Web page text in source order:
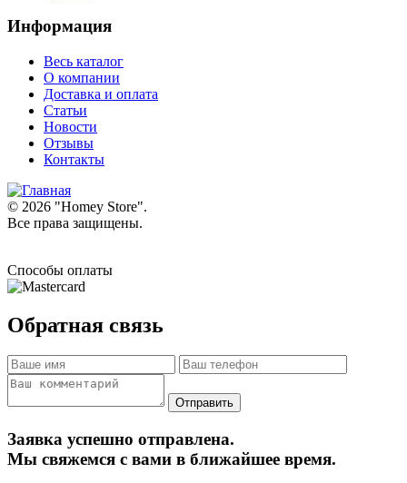
Информация
Весь каталог
О компании
Доставка и оплата
Статьи
Новости
Отзывы
Контакты
© 2026 "Homey Store".
Все права защищены.
Способы оплаты
Обратная связь
Заявка успешно отправлена.
Мы свяжемся с вами в ближайшее время.